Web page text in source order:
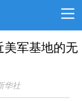
军基地的无
华社